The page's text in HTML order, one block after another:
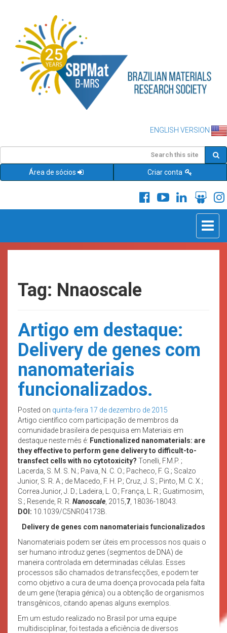
ENGLISH VERSION
Área de sócios Criar conta
Toggle
Tag: Nnaoscale
Artigo em destaque:
Delivery de genes com
nanomateriais
funcionalizados.
Posted on quinta-feira 17 de dezembro de 2015
Artigo científico com participação de membros da
comunidade brasileira de pesquisa em Materiais em
destaque neste mês é: Functionalized nanomaterials: are
they effective to perform gene delivery to difficult-to-
transfect cells with no cytotoxicity? Tonelli, F.M.P. ;
Lacerda, S. M. S. N.; Paiva, N. C. O.; Pacheco, F. G.; Scalzo
Junior, S. R. A.; de Macedo, F. H. P.; Cruz, J. S.; Pinto, M. C. X.;
Correa Junior, J. D.; Ladeira, L. O.; França, L. R.; Guatimosim,
S.; Resende, R. R. Nanoscale , 2015, 7 , 18036-18043.
DOI: 10.1039/C5NR04173B.
Delivery de genes com nanomateriais funcionalizados
Nanomateriais podem ser úteis em processos nos quais o
ser humano introduz genes (segmentos de DNA) de
maneira controlada em determinadas células. Esses
processos são chamados de transfecções, e podem ter
como objetivo a cura de uma doença provocada pela falta
de um gene (terapia génica) ou a obtenção de organismos
transgênicos, citando apenas alguns exemplos.
Em um estudo realizado no Brasil por uma equipe
multidisciplinar, foi testada a eficiência de diversos